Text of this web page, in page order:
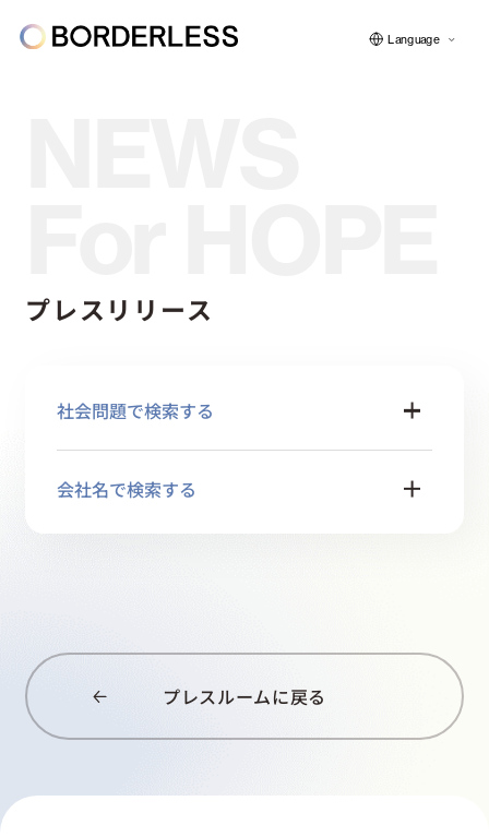
フェロー紹介
Language
プレスリリース
社会問題で検索する
会社名で検索する
プレスルームに戻る